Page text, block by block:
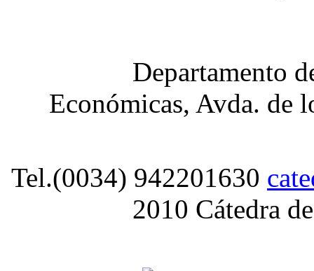
Departamento
Económicas, Avda. de
Tel.(0034) 942201630
2010 Cátedra